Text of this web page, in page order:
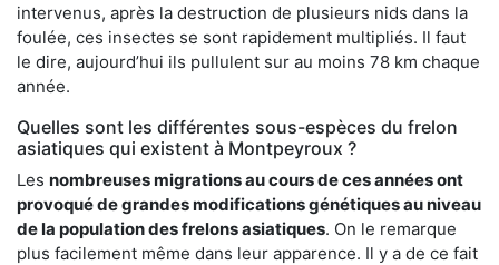
intervenus, après la destruction de plusieurs nids dans la
foulée, ces insectes se sont rapidement multipliés. Il faut
le dire, aujourd’hui ils pullulent sur au moins 78 km chaque
année.
Quelles sont les différentes sous-espèces du frelon
asiatiques qui existent à Montpeyroux ?
Les nombreuses migrations au cours de ces années ont
provoqué de grandes modifications génétiques au niveau
de la population des frelons asiatiques. On le remarque
plus facilement même dans leur apparence. Il y a de ce fait